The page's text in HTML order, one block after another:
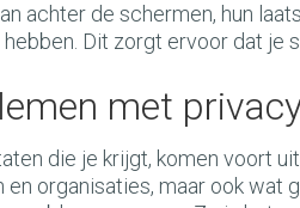
achter de schermen, hun
Dit zorgt ervoor dat je
met
die je krijgt, komen voort
en organisaties, maar ook wat